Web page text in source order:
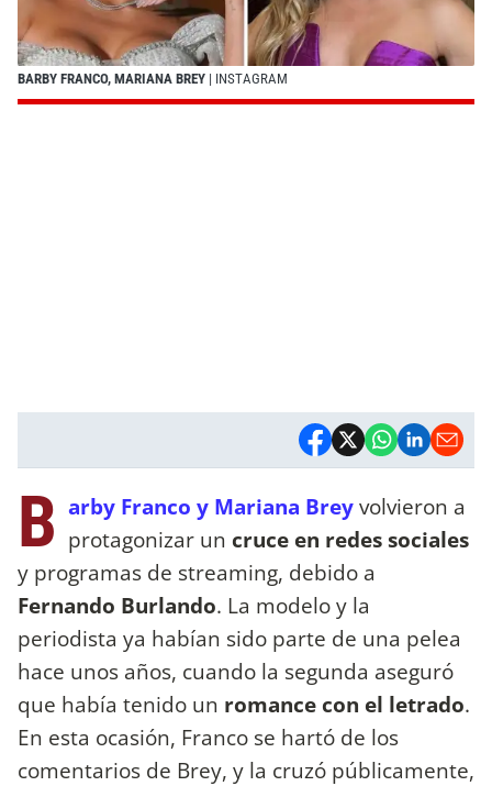
BARBY FRANCO, MARIANA BREY | INSTAGRAM
B arby Franco y Mariana Breyvolvieron a
protagonizar un cruce en redes sociales
y programas de streaming, debido a
Fernando Burlando. La modelo y la
periodista ya habían sido parte de una pelea
hace unos años, cuando la segunda aseguró
que había tenido un romance con el letrado.
En esta ocasión, Franco se hartó de los
comentarios de Brey, y la cruzó públicamente,